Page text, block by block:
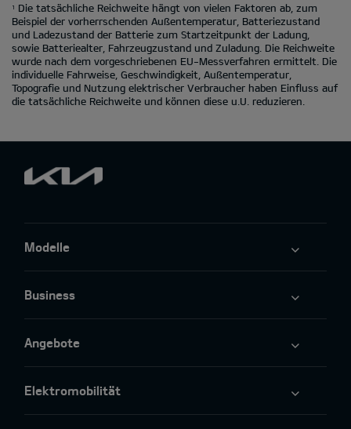
1
Die tatsächliche Reichweite hängt von vielen Faktoren ab, zum
Beispiel der vorherrschenden Außentemperatur, Batteriezustand
und Ladezustand der Batterie zum Startzeitpunkt der Ladung,
sowie Batteriealter, Fahrzeugzustand und Zuladung. Die Reichweite
wurde nach dem vorgeschriebenen EU-Messverfahren ermittelt. Die
individuelle Fahrweise, Geschwindigkeit, Außentemperatur,
Topografie und Nutzung elektrischer Verbraucher haben Einfluss auf
die tatsächliche Reichweite und können diese u.U. reduzieren.
Modelle
Business
Angebote
Elektromobilität